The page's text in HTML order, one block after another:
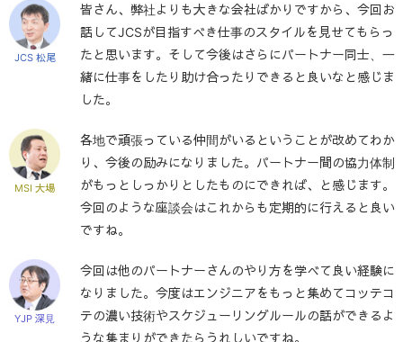
JCS 松尾
皆さん、弊社よりも大きな会社ばかりですから、今回お
話してJCSが目指すべき仕事のスタイルを見せてもらっ
たと思います。そして今後はさらにパートナー同士、一
緒に仕事をしたり助け合ったりできると良いなと感じま
した。
MSI 大場
各地で頑張っている仲間がいるということが改めてわか
り、今後の励みになりました。パートナー間の協力体制
がもっとしっかりとしたものにできれば、と感じます。
今回のような座談会はこれからも定期的に行えると良い
ですね。
YJP 深見
今回は他のパートナーさんのやり方を学べて良い経験に
なりました。今度はエンジニアをもっと集めてコッテコ
テの濃い技術やスケジューリングルールの話ができるよ
うな集まりができたらうれしいですね。